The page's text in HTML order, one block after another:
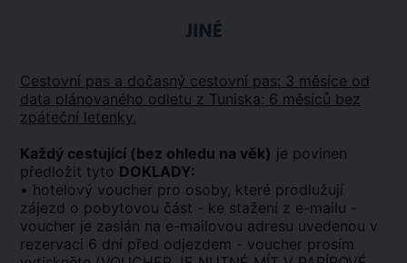
JINÉ
Cestovní pas a dočasný cestovní pas: 3 měsíce od
data plánovaného odletu z Tuniska; 6 měsíců bez
zpáteční letenky.
Každý cestující (bez ohledu na věk) je povinen
předložit tyto DOKLADY:
• hotelový voucher pro osoby, které prodlužují
zájezd o pobytovou část - ke stažení z e-mailu -
voucher je zaslán na e-mailovou adresu uvedenou v
rezervaci 6 dní před odjezdem - voucher prosím